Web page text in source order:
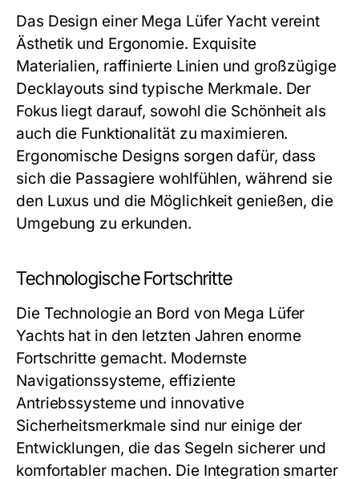
Das Design einer Mega Lüfer Yacht vereint
Ästhetik und Ergonomie. Exquisite
Materialien, raffinierte Linien und großzügige
Decklayouts sind typische Merkmale. Der
Fokus liegt darauf, sowohl die Schönheit als
auch die Funktionalität zu maximieren.
Ergonomische Designs sorgen dafür, dass
sich die Passagiere wohlfühlen, während sie
den Luxus und die Möglichkeit genießen, die
Umgebung zu erkunden.
Technologische Fortschritte
Die Technologie an Bord von Mega Lüfer
Yachts hat in den letzten Jahren enorme
Fortschritte gemacht. Modernste
Navigationssysteme, effiziente
Antriebssysteme und innovative
Sicherheitsmerkmale sind nur einige der
Entwicklungen, die das Segeln sicherer und
komfortabler machen. Die Integration smarter